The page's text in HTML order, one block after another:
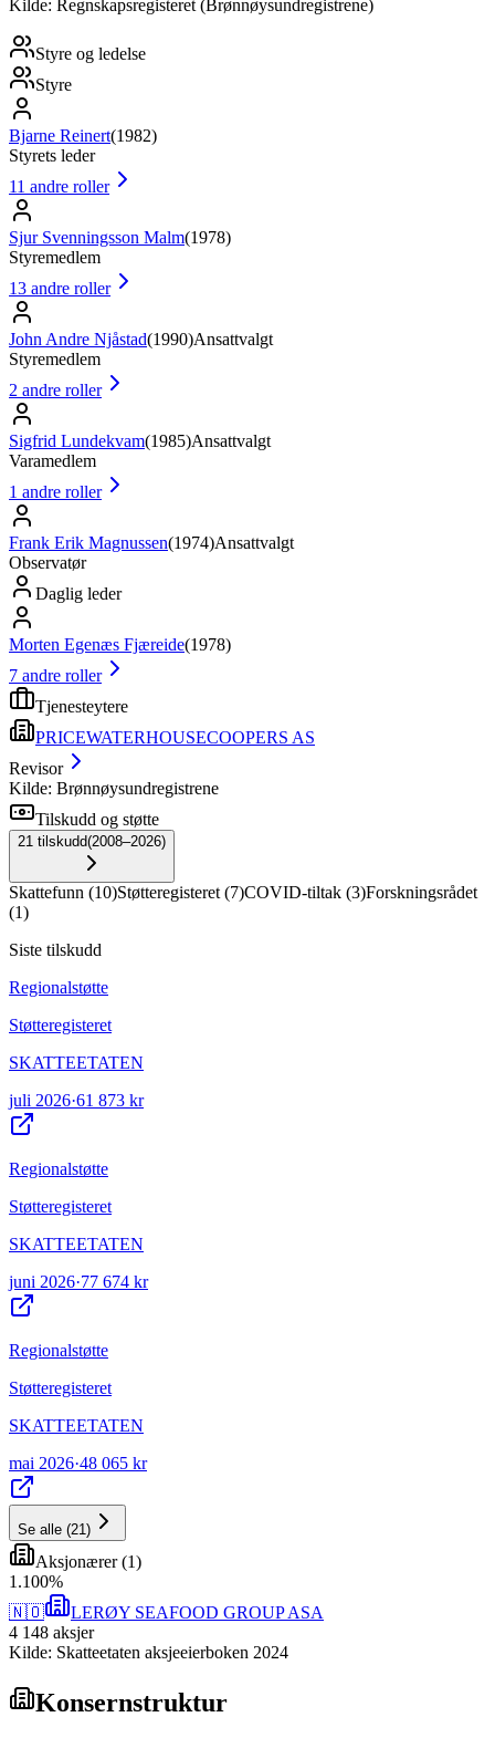
Kilde: Regnskapsregisteret (Brønnøysundregistrene)
Styre og ledelse
Styre
Bjarne Reinert(1982)
Styrets leder
11 andre roller
Sjur Svenningsson Malm(1978)
Styremedlem
13 andre roller
John Andre Njåstad(1990)Ansattvalgt
Styremedlem
2 andre roller
Sigfrid Lundekvam(1985)Ansattvalgt
Varamedlem
1 andre roller
Frank Erik Magnussen(1974)Ansattvalgt
Observatør
Daglig leder
Morten Egenæs Fjæreide(1978)
7 andre roller
Tjenesteytere
PRICEWATERHOUSECOOPERS AS
Revisor
Kilde: Brønnøysundregistrene
Tilskudd og støtte
21 tilskudd(2008–2026)
Skattefunn (10)Støtteregisteret (7)COVID-tiltak (3)Forskningsrådet
(1)
Siste tilskudd
Regionalstøtte
Støtteregisteret
SKATTEETATEN
juli 2026·61 873 kr
Regionalstøtte
Støtteregisteret
SKATTEETATEN
juni 2026·77 674 kr
Regionalstøtte
Støtteregisteret
SKATTEETATEN
mai 2026·48 065 kr
Se alle (21)
Aksjonærer(1)
1 .100%
🇳🇴
LERØY SEAFOOD GROUP ASA
4 148 aksjer
Kilde: Skatteetaten aksjeeierboken 2024
Konsernstruktur